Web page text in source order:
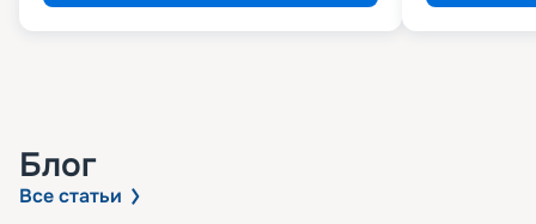
Блог
Все статьи